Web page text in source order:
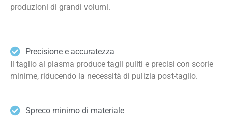
produzioni di grandi volumi.
Precisione e accuratezza
Il taglio al plasma produce tagli puliti e precisi con scorie
minime, riducendo la necessità di pulizia post-taglio.
Spreco minimo di materiale